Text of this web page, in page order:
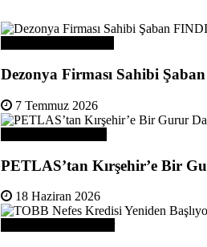
Dezonya Firması Sahibi
7 Temmuz 2026
PETLAS’tan Kırşehir’e Bir
18 Haziran 2026